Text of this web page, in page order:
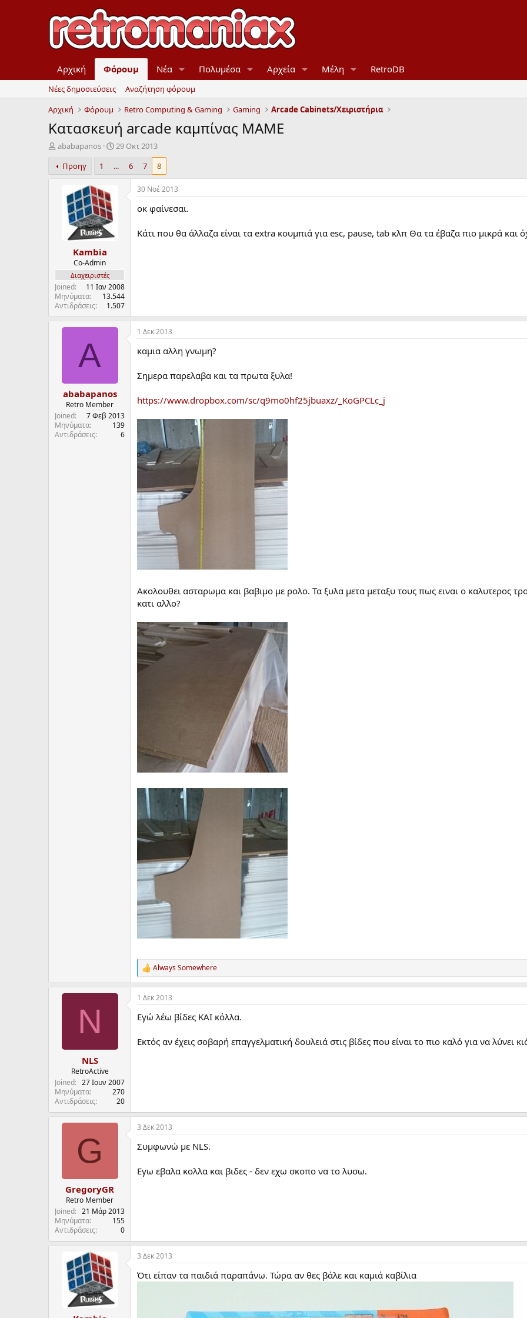
Αρχική Φόρουμ Νέα Πολυμέσα Αρχεία Μέλη RetroDB
Νέες δημοσιεύσεις
Αναζήτηση φόρουμ
Αρχική
Φόρουμ Retro Computing & Gaming Gaming Arcade Cabinets/Χειριστήρια
Κατασκευή arcade καμπίνας ΜΑΜΕ
Έ
α
ρ
ababapanos
Η
ε
ρ
α
ρ
ξ
η
ς
29 Οκτ 2013
Προηγ
1 ... 6 7 8
Kambia
Co-Admin
Διαχειριστές
Joined
11 Ιαν 2008
Μηνύματα
13.544
Αντιδράσεις
1.507
30 Νοέ 2013
οκ φαίνεσαι.
Κάτι που θα άλλαζα είναι τα extra κουμπιά για esc, pause, tab κλπ Θα τα έβαζα πιο μικρά και
A
ababapanos
Retro Member
Joined
7 Φεβ 2013
Μηνύματα
139
Αντιδράσεις
6
1 Δεκ 2013
καμια αλλη γνωμη?
Σημερα παρελαβα και τα πρωτα ξυλα!
https://www.dropbox.com/sc/q9mo0hf25jbuaxz/_KoGPCLc_j
Ακολουθει ασταρωμα και βαβιμο με ρολο. Τα ξυλα μετα μεταξυ τους πως ειναι ο καλυτερος
κατι αλλο?
R
e
a
c
i
n
s
Always Somewhere
N
NLS
RetroActive
Joined
27 Ιουν 2007
Μηνύματα
270
Αντιδράσεις
20
1 Δεκ 2013
Εγώ λέω βίδες ΚΑΙ κόλλα.
Εκτός αν έχεις σοβαρή επαγγελματική δουλειά στις βίδες που είναι το πιο καλό για να λύνει
G
GregoryGR
Retro Member
Joined
21 Μάρ 2013
Μηνύματα
155
Αντιδράσεις
0
3 Δεκ 2013
Συμφωνώ με NLS.
Εγω εβαλα κολλα και βιδες - δεν εχω σκοπο να το λυσω.
3 Δεκ 2013
Ότι είπαν τα παιδιά παραπάνω. Τώρα αν θες βάλε και καμιά καβίλια